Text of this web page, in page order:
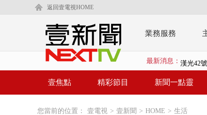
返回壹電視HOME
業務服務
最新消息： 漢光42
暗網買
壹焦點 精彩節目 新聞一點靈
您當前的位置： 壹電視 > 壹新聞 > HOME > 生活